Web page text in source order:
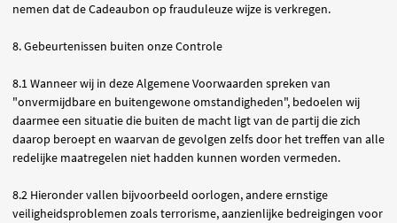
nemen dat de Cadeaubon op frauduleuze wijze is verkregen.
8. Gebeurtenissen buiten onze Controle
8.1 Wanneer wij in deze Algemene Voorwaarden spreken van
"onvermijdbare en buitengewone omstandigheden", bedoelen wij
daarmee een situatie die buiten de macht ligt van de partij die zich
daarop beroept en waarvan de gevolgen zelfs door het treffen van alle
redelijke maatregelen niet hadden kunnen worden vermeden.
8.2 Hieronder vallen bijvoorbeeld oorlogen, andere ernstige
veiligheidsproblemen zoals terrorisme, aanzienlijke bedreigingen voor